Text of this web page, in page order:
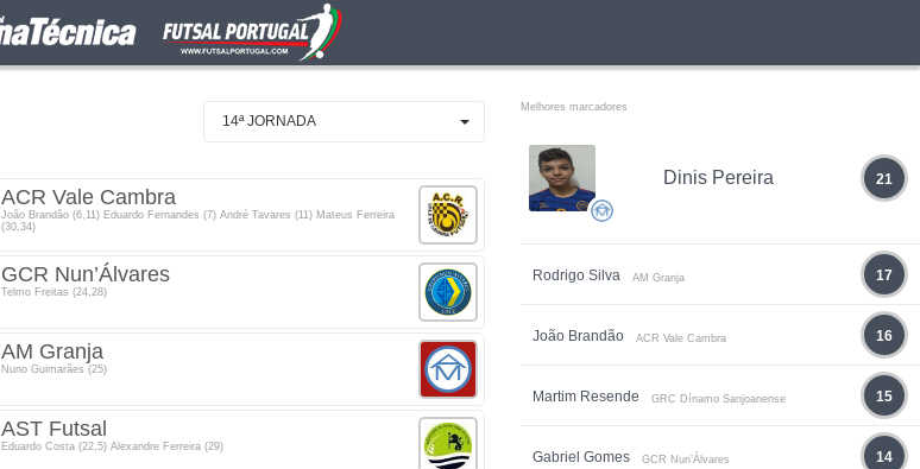
14ª JORNADA
ACR Vale Cambra
João Brandão (6,11) Eduardo Fernandes (7) André Tavares (11) Mateus Ferreira
(30,34)
GCR Nun’Álvares
Telmo Freitas (24,28)
AM Granja
Nuno Guimarães (25)
AST Futsal
Eduardo Costa (22,5) Alexandre Ferreira (29)
Melhores marcadores
Dinis Pereira 21
Rodrigo Silva AM Granja 17
João Brandão ACR Vale Cambra 16
Martim Resende GRC Dínamo Sanjoanense 15
Gabriel Gomes GCR Nun’Álvares 14